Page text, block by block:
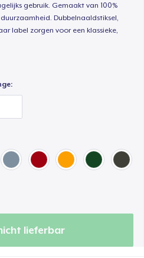
gebruik. Gemaakt van 100%
Dubbelnaaldstiksel,
label zorgen voor een klassieke,
lieferbar
Sweatshirt
Tee